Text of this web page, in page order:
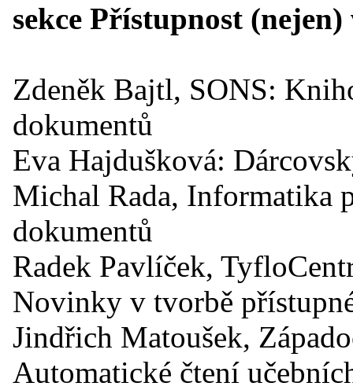
sekce Přístupnost
Zdeněk Bajtl, SONS:
dokumentů
Eva Hajdušková:
Michal Rada, Informatika
dokumentů
Radek Pavlíček,
Novinky v tvorbě
Jindřich Matoušek,
Automatické čtení